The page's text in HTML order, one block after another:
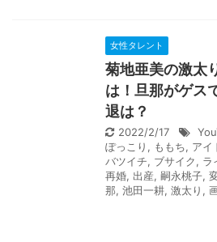
女性タレント
菊地亜美の激太
は！旦那がゲス
退は？
2022/2/17
ぽっこり , ももち, アイ
バツイチ, ブサイク, ラ
再婚, 出産, 嗣永桃子,
那, 池田一耕, 激太り ,